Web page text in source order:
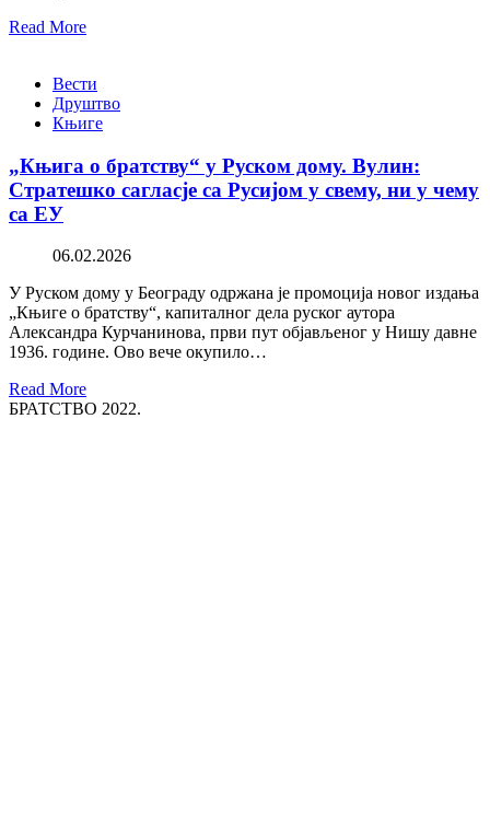
Read More
Вести
Друштво
Књиге
„Књига о братству“ у Руском дому. Вулин:
Стратешко сагласје са Русијом у свему, ни у чему
са ЕУ
06.02.2026
У Руском дому у Београду одржана је промоција новог издања
„Књиге о братству“, капиталног дела руског аутора
Александра Курчанинова, први пут објављеног у Нишу давне
1936. године. Ово вече окупило…
Read More
БРАТСТВО 2022.